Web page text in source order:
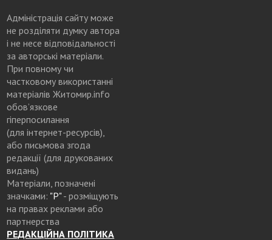
Адміністрація сайту може
не розділяти думку автора
і не несе відповідальності
за авторські матеріали.
При повному чи
частковому використанні
матеріалів Житомир.info
обов’язкове
гіперпосилання
(для інтернет-ресурсів),
або письмова згода
редакції (для друкованих
видань)
Матеріали, позначені
значками: "Р"- розміщують
на правах реклами або
партнерства
РЕДАКЦІЙНА ПОЛІТИКА